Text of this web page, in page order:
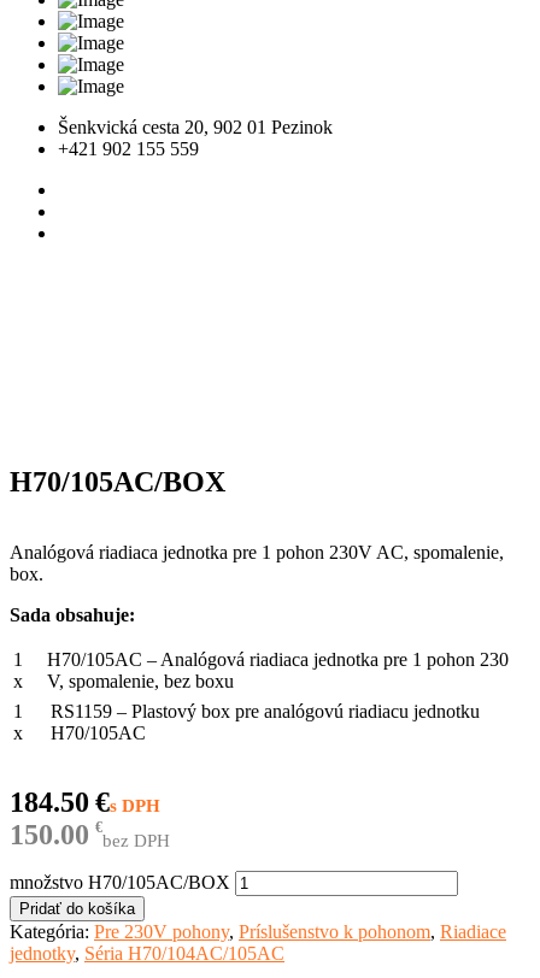
Šenkvická cesta 20, 902 01 Pezinok
+421 902 155 559
H70/105AC/BOX
€
184.50
€
150.00 bez DPH
Analógová riadiaca jednotka pre 1 pohon 230V AC, spomalenie,
box.
Sada obsahuje:
1
x
H70/105AC – Analógová riadiaca jednotka pre 1 pohon 230
V, spomalenie, bez boxu
1
x
RS1159 – Plastový box pre analógovú riadiacu jednotku
H70/105AC
množstvo H70/105AC/BOX
Pridať do košíka
Kategória: Pre 230V pohony, Príslušenstvo k pohonom, Riadiace
jednotky, Séria H70/104AC/105AC